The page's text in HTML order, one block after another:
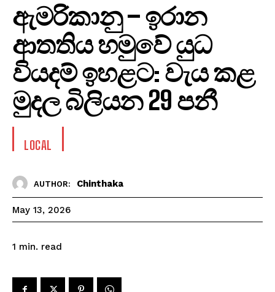
ඇමරිකානු – ඉරාන
ආතතිය හමුවේ යුධ
වියදම් ඉහළට: වැය කළ
මුදල බිලියන 29 පනී
LOCAL
AUTHOR: Chinthaka
May 13, 2026
1 min. read